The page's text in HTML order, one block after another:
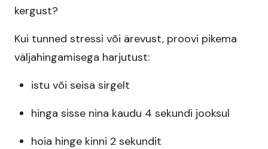
kergust?
Kui tunned stressi või ärevust, proovi pikema
väljahingamisega harjutust:
istu või seisa sirgelt
hinga sisse nina kaudu 4 sekundi jooksul
hoia hinge kinni 2 sekundit